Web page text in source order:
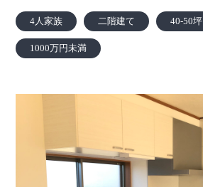
4人家族 二階建て 40-50坪
1000万円未満